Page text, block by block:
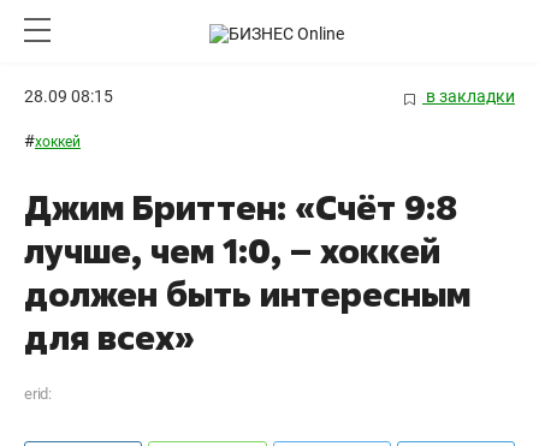
28.09 08:15 в закладки
#хоккей
Джим Бриттен: «Счёт 9:8
лучше, чем 1:0, – хоккей
должен быть интересным
для всех»
erid: